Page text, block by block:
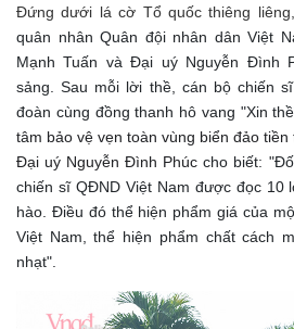
Đứng dưới lá cờ Tổ quốc thiêng liêng,
quân nhân Quân đội nhân dân Việt
Mạnh Tuấn và Đại uý Nguyễn Đình
sảng. Sau mỗi lời thề, cán bộ chiến
đoàn cùng đồng thanh hô vang "Xin
tâm bảo vệ vẹn toàn vùng biển đảo tiền
Đại uý Nguyễn Đình Phúc cho biết:
chiến sĩ QĐND Việt Nam được đọc 10
hào. Điều đó thể hiện phẩm giá của
Việt Nam, thể hiện phẩm chất cách
nhạt".